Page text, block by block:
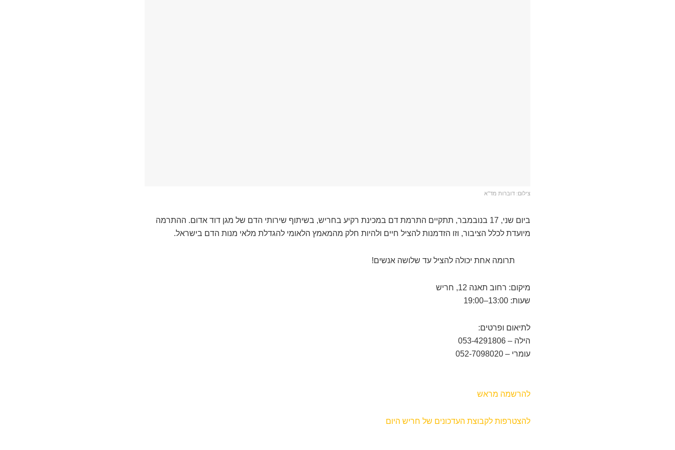
צילום: דוברות מד"א
ביום שני, 17 בנובמבר, תתקיים התרמת דם במכינת רקיע בחריש, בשיתוף שירותי הדם של מגן דוד אדום. ההתרמה
מיועדת לכלל הציבור, וזו הזדמנות להציל חיים ולהיות חלק מהמאמץ הלאומי להגדלת מלאי מנות הדם בישראל.
תרומה אחת יכולה להציל עד שלושה אנשים!
מיקום: רחוב תאנה 12, חריש
שעות: 13:00–19:00
לתיאום ופרטים:
הילה – 053-4291806
עומרי – 052-7098020
להרשמה מראש
להצטרפות לקבוצת העדכונים של חריש היום